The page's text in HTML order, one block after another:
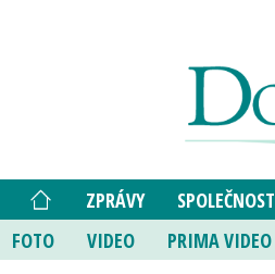
ZPRÁVY SPOLEČNOST
FOTO
VIDEO PRIMA VIDEO